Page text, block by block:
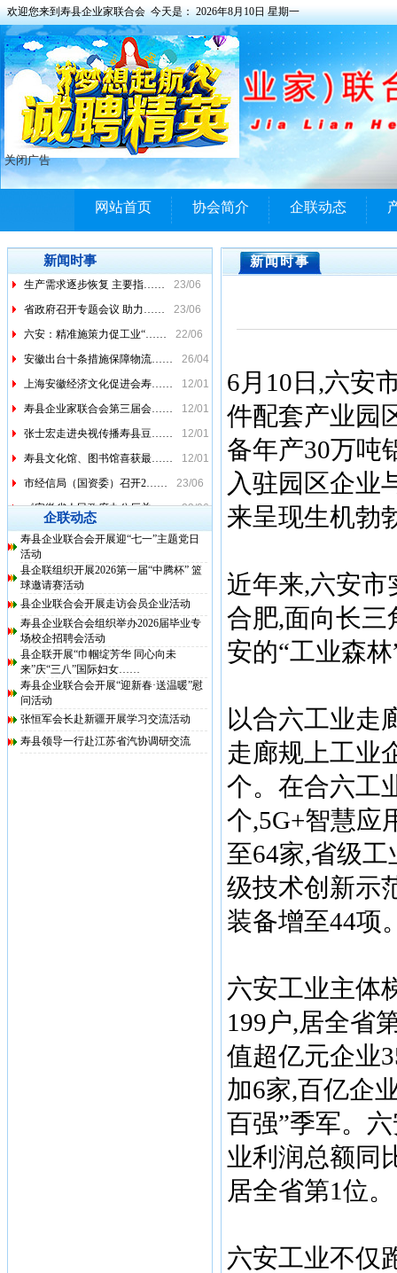
欢迎您来到寿县企业家联合会 今天是：2026年8月10日 星期一
网站首页 协会简介 企联动态
新闻时事
市经信局（国资委）召开2……
23/06
《安徽省人民政府办公厅关……
生产需求逐步恢复 主要指……
23/06
省政府召开专题会议 助力……
23/06
六安：精准施策力促工业“……
22/06
安徽出台十条措施保障物流……
26/04
上海安徽经济文化促进会寿……
12/01
寿县企业家联合会第三届会……
12/01
张士宏走进央视传播寿县豆……
12/01
寿县文化馆、图书馆喜获最……
12/01
市经信局（国资委）召开2……
23/06
《安徽省人民政府办公厅关……
23/06
生产需求逐步恢复 主要指……
省政府召开专题会议 助力……
六安：精准施策力促工业“……
22/06
安徽出台十条措施保障物流……
26/04
上海安徽经济文化促进会寿……
12/01
寿县企业家联合会第三届会……
张士宏走进央视传播寿县豆……
12/01
寿县文化馆、图书馆喜获最……
企联动态
寿县企业联合会开展迎“七一”主题党日
活动
县企联组织开展2026第一届“中腾杯” 篮
球邀请赛活动
县企业联合会开展走访会员企业活动
寿县企业联合会组织举办2026届毕业专
场校企招聘会活动
县企联开展“巾帼绽芳华 同心向未
来”庆“三八”国际妇女……
寿县企业联合会开展“迎新春·送温暖”慰
问活动
张恒军会长赴新疆开展学习交流活动
寿县领导一行赴江苏省汽协调研交流
新闻时事
6月10日,六安
件配套产业园
备年产30万吨
入驻园区企业
来呈现生机勃
近年来,六安市
合肥,面向长三
安的“工业森
以合六工业走
走廊规上工业
个。在合六工
个,5G+智慧应
至64家,省级
级技术创新示
装备增至44项
六安工业主体
199户,居全省
值超亿元企业
加6家,百亿企
百强”季军。
业利润总额同
居全省第1位。
六安工业不仅
关闭广告